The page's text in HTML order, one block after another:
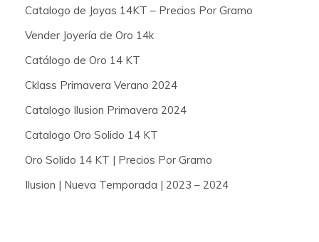
Catalogo de Joyas 14KT – Precios Por Gramo
Vender Joyería de Oro 14k
Catálogo de Oro 14 KT
Cklass Primavera Verano 2024
Catalogo Ilusion Primavera 2024
Catalogo Oro Solido 14 KT
Oro Solido 14 KT | Precios Por Gramo
Ilusion | Nueva Temporada | 2023 – 2024